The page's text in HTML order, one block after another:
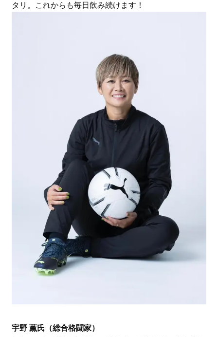
タリ。これからも毎日飲み続けます！
宇野 薫氏（総合格闘家）